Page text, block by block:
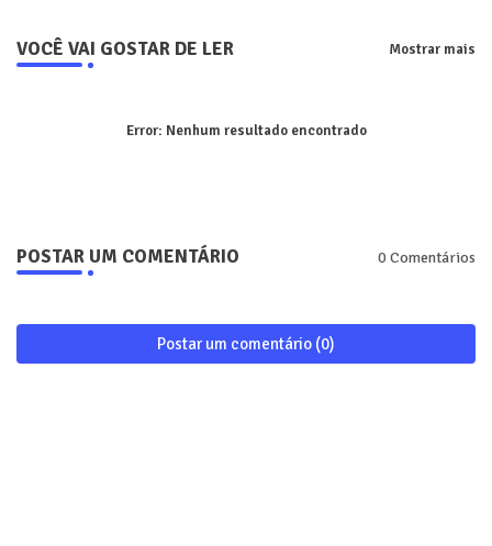
VOCÊ VAI GOSTAR DE LER Mostrar mais
Error: Nenhum resultado encontrado
POSTAR UM COMENTÁRIO 0 Comentários
Postar um comentário (0)